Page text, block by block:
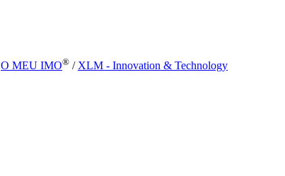
O MEU IMO® / XLM - Innovation & Technology